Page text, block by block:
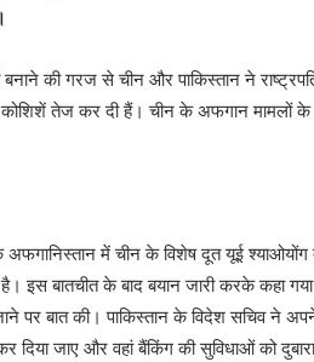
की गरज से चीन और पाकिस्तान ने
कोशिशें तेज कर दी हैं। चीन के अफगान मामलों के
में चीन के विशेष दूत यूई श्याओयोंग
इस बातचीत के बाद बयान जारी करके कहा गया
पर बात की। पाकिस्तान के विदेश सचिव ने
दिया जाए और वहां बैंकिंग की सुविधाओं को